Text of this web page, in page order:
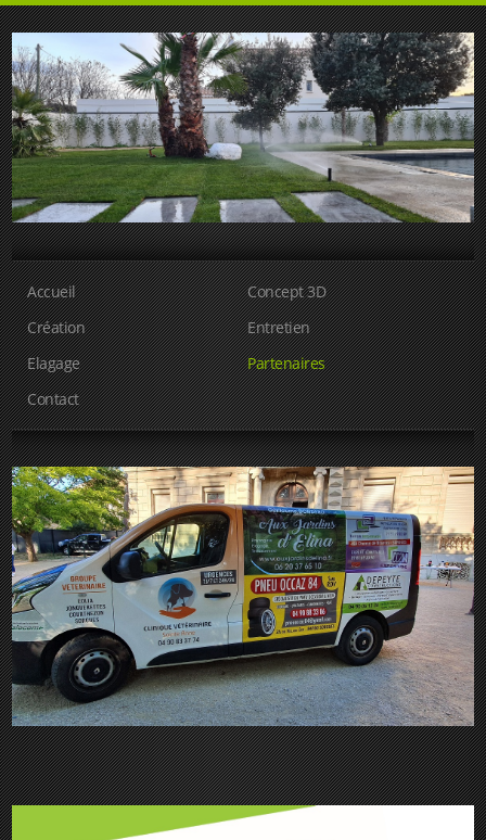
Accueil
Concept 3D
Création
Entretien
Elagage
Partenaires
Contact